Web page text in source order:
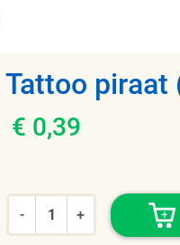
Tattoo piraat
€ 0,39
- +